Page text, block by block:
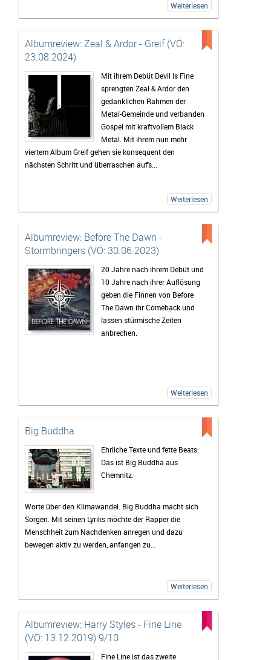
Weiterlesen
Albumreview: Zeal & Ardor - Greif (VÖ:
23.08.2024)
Mit ihrem Debüt Devil Is Fine
sprengten Zeal & Ardor den
gedanklichen Rahmen der
Metal-Gemeinde und verbanden
Gospel mit kraftvollem Black
Metal. Mit ihrem nun mehr
viertem Album Greif gehen sie konsequent den
nächsten Schritt und überraschen auf's...
Weiterlesen
Albumreview: Before The Dawn -
Stormbringers (VÖ: 30.06.2023)
20 Jahre nach ihrem Debüt und
10 Jahre nach ihrer Auflösung
geben die Finnen von Before
The Dawn ihr Comeback und
lassen stürmische Zeiten
anbrechen.
Weiterlesen
Big Buddha
Ehrliche Texte und fette Beats:
Das ist Big Buddha aus
Chemnitz.
Worte über den Klimawandel. Big Buddha macht sich
Sorgen. Mit seinen Lyriks möchte der Rapper die
Menschheit zum Nachdenken anregen und dazu
bewegen aktiv zu werden, anfangen zu...
Weiterlesen
Albumreview: Harry Styles - Fine Line
(VÖ: 13.12.2019) 9/10
Fine Line ist das zweite